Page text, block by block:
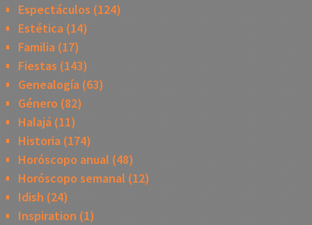
Espectáculos (124)
Estética(14)
Familia(17)
Fiestas (143)
Genealogía(63)
Género (82)
Halajá(11)
Historia(174)
Horóscopo anual (48)
Horóscopo semanal (12)
Idish (24)
Inspiration (1)